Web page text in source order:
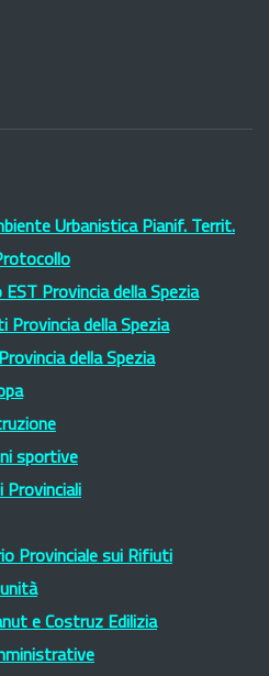
Urbanistica Pianif. Territ.
EST Provincia della Spezia
Provincia della Spezia
della Spezia
sportive
Provinciali
Provinciale sui Rifiuti
e Costruz Edilizia